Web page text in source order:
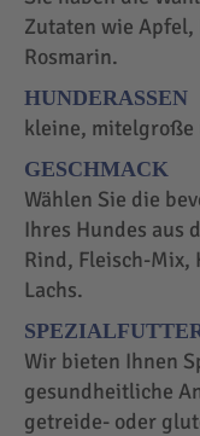
Zutaten wie
Rosmarin.
HUNDERASSEN
kleine, mitelgroße
GESCHMACK
Wählen Sie die
Ihres Hundes aus
Rind, Fleisch-Mix,
Lachs.
Wir bieten Ihnen
gesundheitliche
getreide- oder